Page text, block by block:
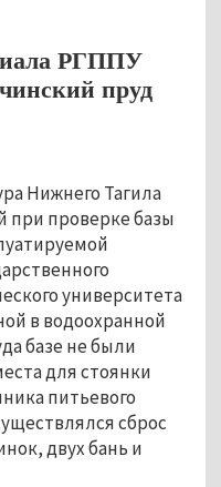
РГППУ
пруд
Нижнего Тагила
при проверке базы
университета
в водоохранной
базе не были
для стоянки
питьевого
сброс
двух бань и